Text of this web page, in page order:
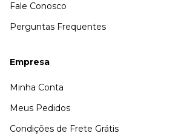
Fale Conosco
Perguntas Frequentes
Empresa
Minha Conta
Meus Pedidos
Condições de Frete Grátis